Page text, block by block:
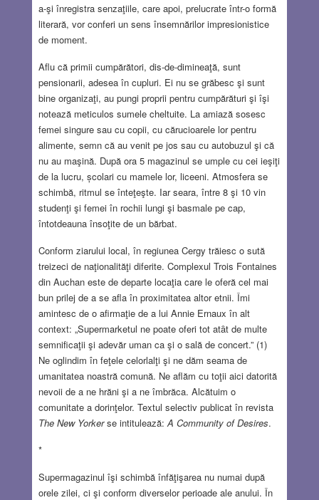
a-şi înregistra senzaţiile, care apoi, prelucrate într-o formă
literară, vor conferi un sens însemnărilor impresionistice
de moment.
Aflu că primii cumpărători, dis-de-dimineaţă, sunt
pensionarii, adesea în cupluri. Ei nu se grăbesc şi sunt
bine organizaţi, au pungi proprii pentru cumpărături şi îşi
notează meticulos sumele cheltuite. La amiază sosesc
femei singure sau cu copii, cu cărucioarele lor pentru
alimente, semn că au venit pe jos sau cu autobuzul şi că
nu au maşină. După ora 5 magazinul se umple cu cei ieşiţi
de la lucru, școlari cu mamele lor, liceeni. Atmosfera se
schimbă, ritmul se înteţeşte. Iar seara, între 8 şi 10 vin
studenţi şi femei în rochii lungi şi basmale pe cap,
întotdeauna însoţite de un bărbat.
Conform ziarului local, în regiunea Cergy trăiesc o sută
treizeci de naţionalităţi diferite. Complexul Trois Fontaines
din Auchan este de departe locaţia care le oferă cel mai
bun prilej de a se afla în proximitatea altor etnii. Îmi
amintesc de o afirmaţie de a lui Annie Ernaux în alt
context: „Supermarketul ne poate oferi tot atȃt de multe
semnificaţii şi adevăr uman ca şi o sală de concert.” (1)
Ne oglindim în feţele celorlalţi şi ne dăm seama de
umanitatea noastră comună. Ne aflăm cu toţii aici datorită
nevoii de a ne hrăni şi a ne îmbrăca. Alcătuim o
comunitate a dorinţelor. Textul selectiv publicat în revista
The New Yorkerse intitulează: A Community of Desires.
*
Supermagazinul îşi schimbă înfăţişarea nu numai după
orele zilei, ci şi conform diverselor perioade ale anului. În